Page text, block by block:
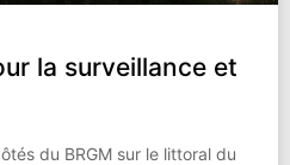
la surveillance et
du BRGM sur le littoral du